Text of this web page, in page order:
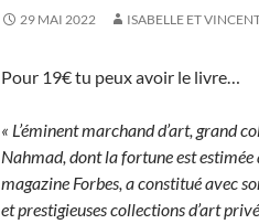
29 MAI 2022 ISABELLE ET
Pour 19€ tu peux avoir le livre…
« L’éminent marchand d’art, grand
Nahmad, dont la fortune est
magazine Forbes, a constitué avec
et prestigieuses collections d’art